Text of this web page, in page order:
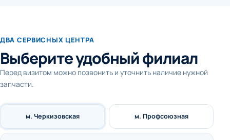
ДВА СЕРВИСНЫХ ЦЕНТРА
Выберите удобный филиал
Перед визитом можно позвонить и уточнить наличие нужной
запчасти.
м. Черкизовская м. Профсоюзная